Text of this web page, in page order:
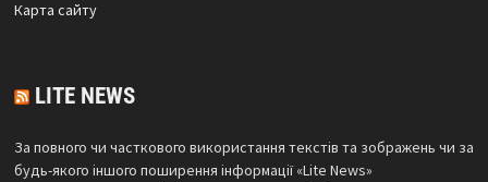
Карта сайтy
LITE NEWS
За повного чи часткового використання текстів та зображень чи за
будь-якого іншого поширення інформації «Lite News»